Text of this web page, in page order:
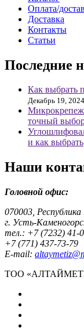
Оплата/
Доставка
Контакты
Статьи
Последние
Как выбрать
Декабрь 19, 2024
точный
и как выбрать
Наши
Головной офис:
070003,
г. Усть-
тел.: +7 (7232) 41-
+7 (771) 437-73-79
E-mail:
ТОО